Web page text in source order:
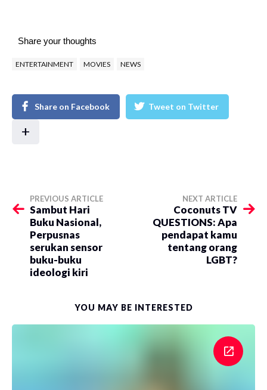
Share your thoughts
ENTERTAINMENT MOVIES NEWS
Share on Facebook Tweet on Twitter
+
PREVIOUS ARTICLE
Sambut Hari
Buku Nasional,
Perpusnas
serukan sensor
buku-buku
ideologi kiri
NEXT ARTICLE
Coconuts TV
QUESTIONS: Apa
pendapat kamu
tentang orang
LGBT?
YOU MAY BE INTERESTED